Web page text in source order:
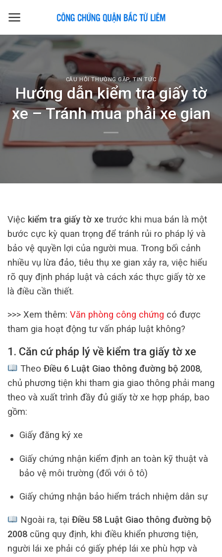
CÂU HỎI THƯỜNG GẶP,TIN TỨC
Hướng dẫn kiểm tra giấy tờ
xe – Tránh mua phải xe gian
Việc kiểm tra giấy tờ xe trước khi mua bán là một
bước cực kỳ quan trọng để tránh rủi ro pháp lý và
bảo vệ quyền lợi của người mua. Trong bối cảnh
nhiều vụ lừa đảo, tiêu thụ xe gian xảy ra, việc hiểu
rõ quy định pháp luật và cách xác thực giấy tờ xe
là điều cần thiết.
>>> Xem thêm: Văn phòng công chứng có được
tham gia hoạt động tư vấn pháp luật không?
1. Căn cứ pháp lý về kiểm tra giấy tờ xe
Theo Điều 6 Luật Giao thông đường bộ 2008,
chủ phương tiện khi tham gia giao thông phải mang
theo và xuất trình đầy đủ giấy tờ xe hợp pháp, bao
gồm:
Giấy đăng ký xe
Giấy chứng nhận kiểm định an toàn kỹ thuật và
bảo vệ môi trường (đối với ô tô)
Giấy chứng nhận bảo hiểm trách nhiệm dân sự
Ngoài ra, tại Điều 58 Luật Giao thông đường bộ
2008 cũng quy định, khi điều khiển phương tiện,
người lái xe phải có giấy phép lái xe phù hợp và